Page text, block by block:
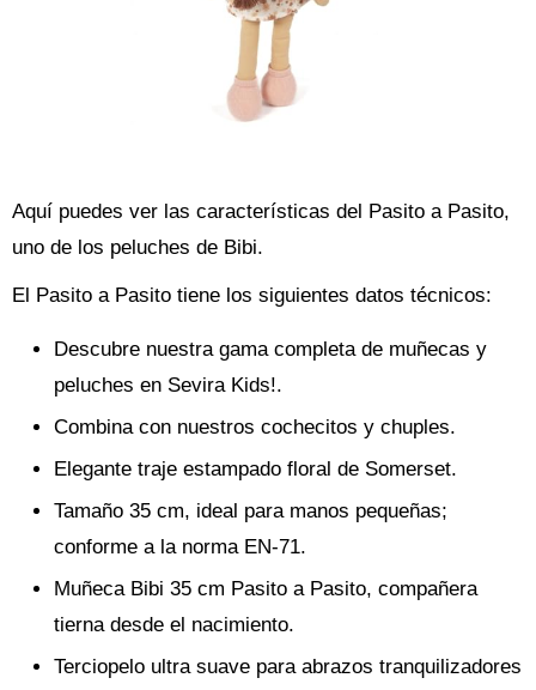
Aquí puedes ver las características del Pasito a Pasito,
uno de los peluches de Bibi.
El Pasito a Pasito tiene los siguientes datos técnicos:
Descubre nuestra gama completa de muñecas y
peluches en Sevira Kids!.
Combina con nuestros cochecitos y chuples.
Elegante traje estampado floral de Somerset.
Tamaño 35 cm, ideal para manos pequeñas;
conforme a la norma EN-71.
Muñeca Bibi 35 cm Pasito a Pasito, compañera
tierna desde el nacimiento.
Terciopelo ultra suave para abrazos tranquilizadores